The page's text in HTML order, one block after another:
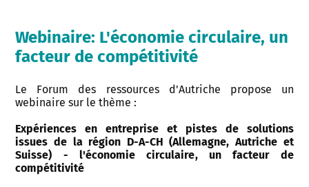
Webinaire: L'économie circulaire, un
facteur de compétitivité
Le Forum des ressources d'Autriche propose un
webinaire sur le thème :
Expériences en entreprise et pistes de solutions
issues de la région D-A-CH (Allemagne, Autriche et
Suisse) - l'économie circulaire, un facteur de
compétitivité